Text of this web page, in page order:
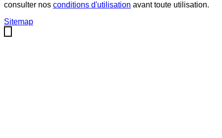
consulter nos conditions d'utilisation avant toute utilisation.
Sitemap